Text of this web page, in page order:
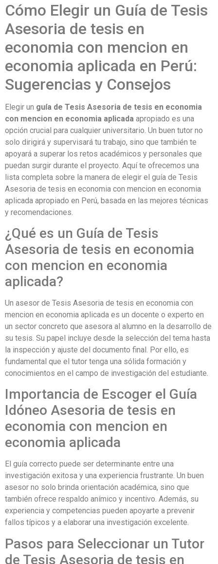
Cómo Elegir un Guía de Tesis
Asesoria de tesis en
economia con mencion en
economia aplicada en Perú:
Sugerencias y Consejos
Elegir un guía de Tesis Asesoria de tesis en economia
con mencion en economia aplicada apropiado es una
opción crucial para cualquier universitario. Un buen tutor no
solo dirigirá y supervisará tu trabajo, sino que también te
apoyará a superar los retos académicos y personales que
puedan surgir durante el proyecto. Aquí te ofrecemos una
lista completa sobre la manera de elegir el guía de Tesis
Asesoria de tesis en economia con mencion en economia
aplicada apropiado en Perú, basada en las mejores técnicas
y recomendaciones.
¿Qué es un Guía de Tesis
Asesoria de tesis en economia
con mencion en economia
aplicada?
Un asesor de Tesis Asesoria de tesis en economia con
mencion en economia aplicada es un docente o experto en
un sector concreto que asesora al alumno en la desarrollo de
su tesis. Su papel incluye desde la selección del tema hasta
la inspección y ajuste del documento final. Por ello, es
fundamental que el tutor tenga una sólida formación y
conocimientos en el campo de investigación del estudiante.
Importancia de Escoger el Guía
Idóneo Asesoria de tesis en
economia con mencion en
economia aplicada
El guía correcto puede ser determinante entre una
investigación exitosa y una experiencia frustrante. Un buen
asesor no solo brinda orientación académica, sino que
también ofrece respaldo anímico y incentivo. Además, su
experiencia y competencias pueden apoyarte a prevenir
fallos típicos y a elaborar una investigación excelente.
Pasos para Seleccionar un Tutor
de Tesis Asesoria de tesis en